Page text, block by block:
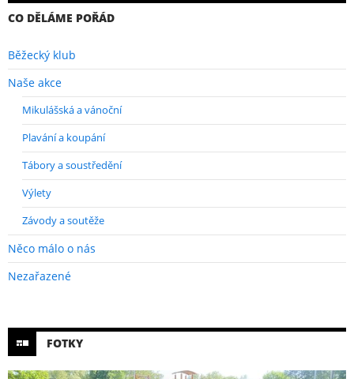
CO DĚLÁME POŘÁD
Běžecký klub
Naše akce
Mikulášská a vánoční
Plavání a koupání
Tábory a soustředění
Výlety
Závody a soutěže
Něco málo o nás
Nezařazené
FOTKY